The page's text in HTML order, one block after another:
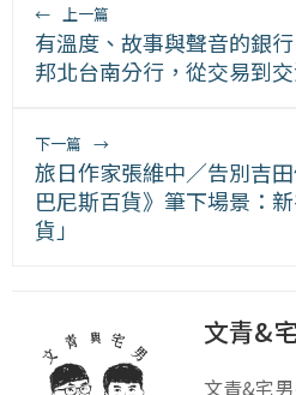
← 上一篇
有溫度、故事與聲音的銀
邦北台南分行，從交易到
下一篇 →
旅日作家張維中／告別吉
巴尼斯百貨》筆下場景：
貨」
文青&
文青&宅